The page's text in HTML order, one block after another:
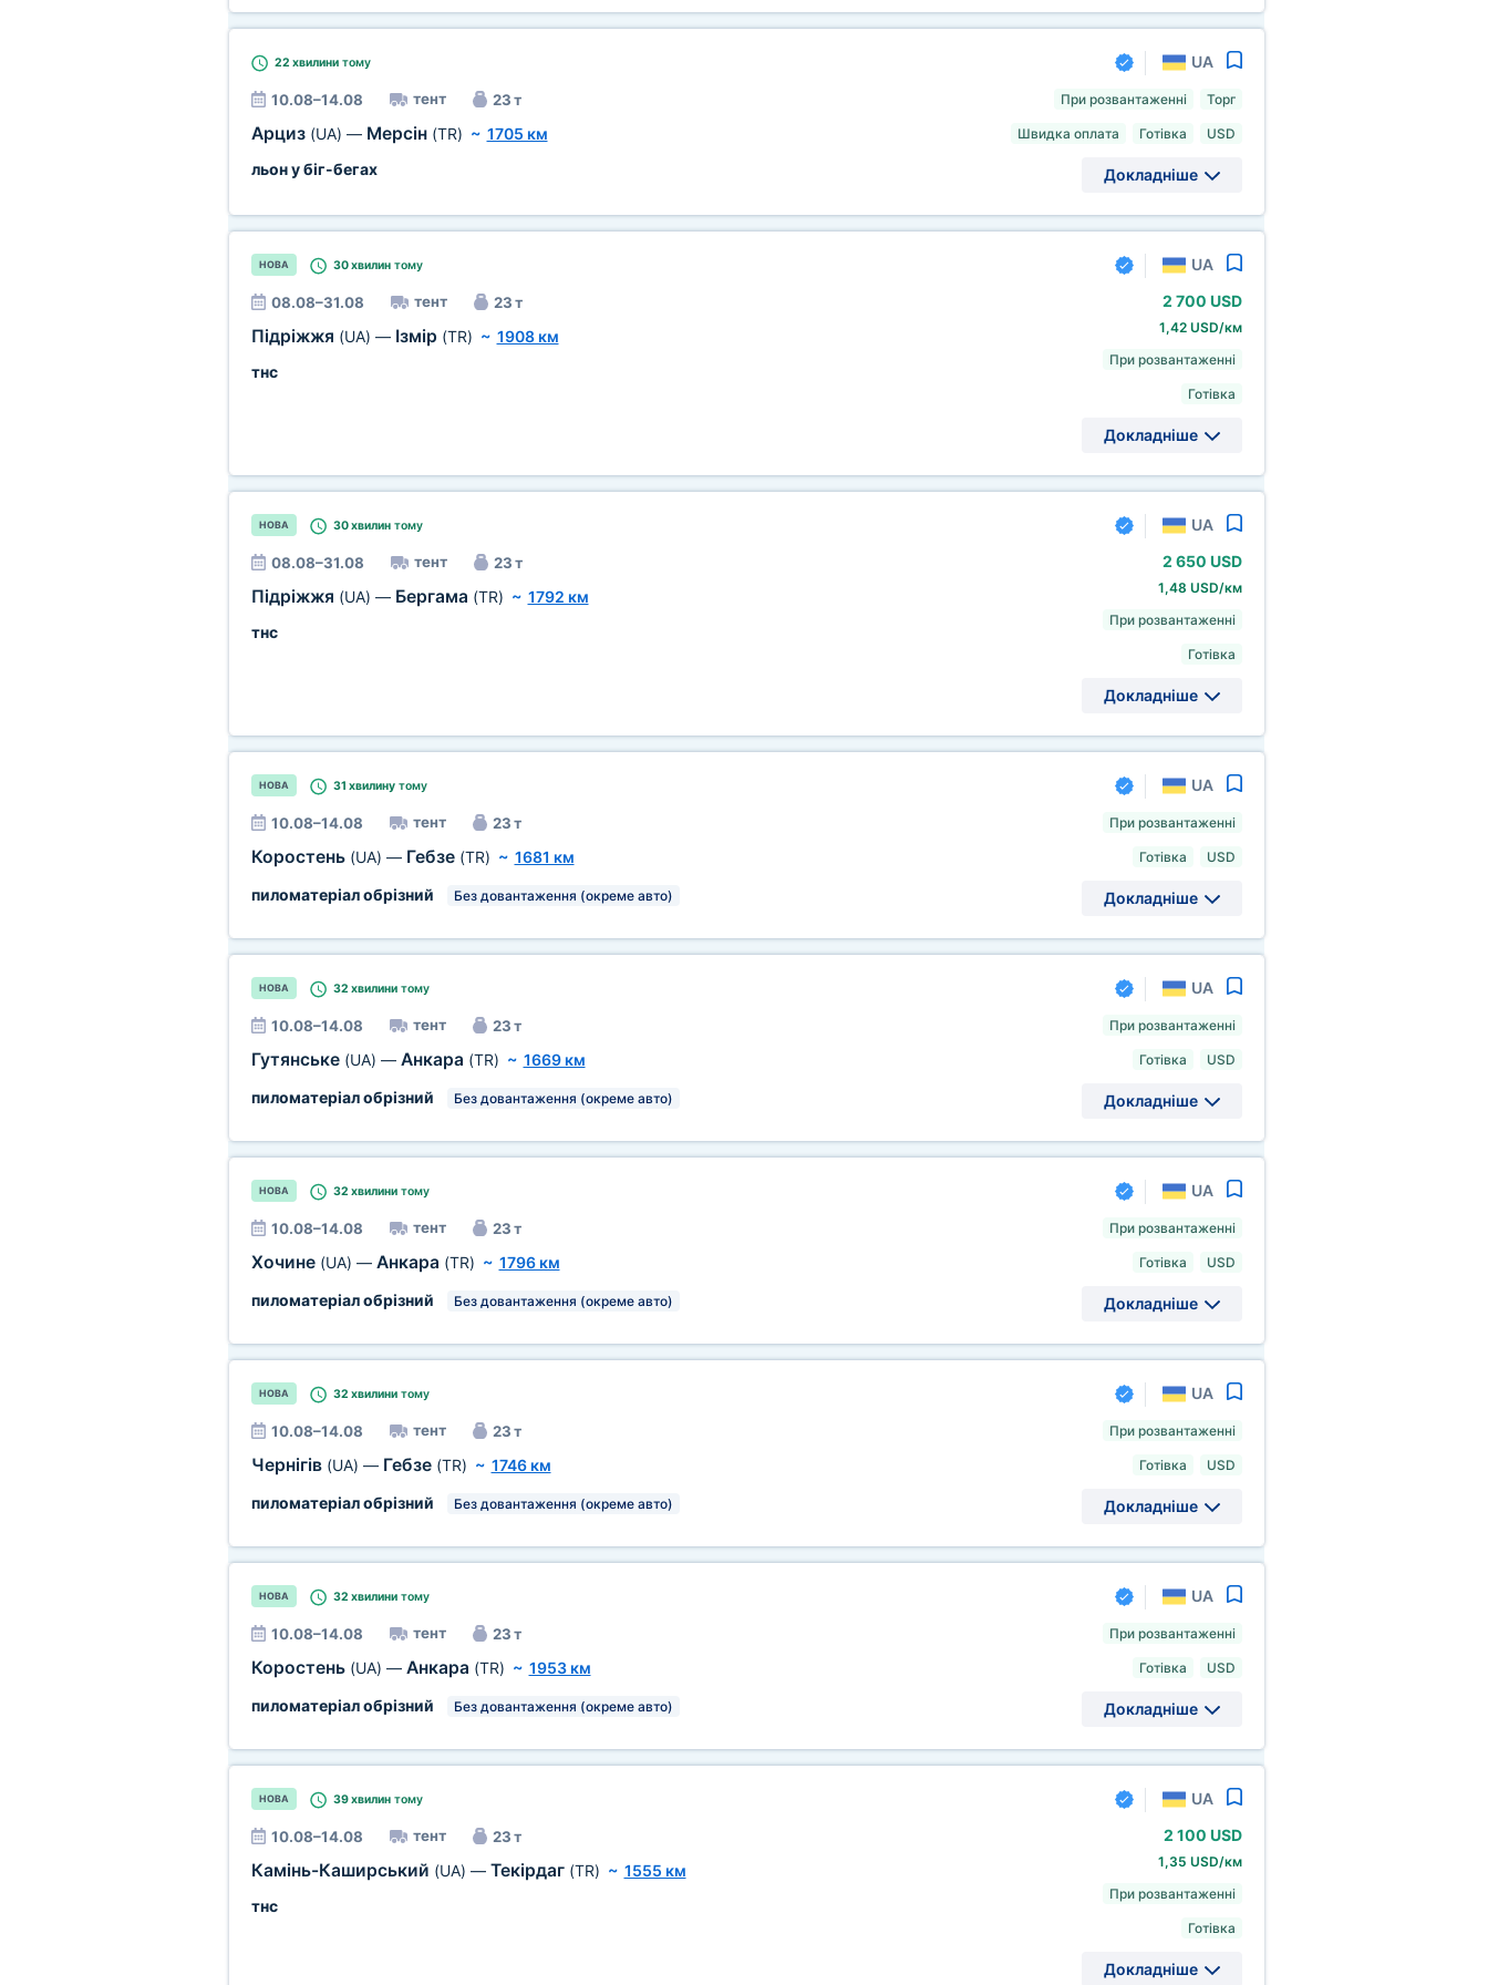
22 хвилинитому UA
10.08–14.08 тент 23 т
Арциз (UA) — Мерсін (TR) ~ 1705 км
льон у біг-бегах
При розвантаженні Торг
Швидка оплата Готівка USD
Докладніше
НОВА 30 хвилинтому UA
08.08–31.08 тент 23 т
Підріжжя (UA) — Ізмір (TR) ~ 1908 км
тнс
2 700 USD
1,42 USD/км
При розвантаженні
Готівка
Докладніше
НОВА 30 хвилинтому UA
08.08–31.08 тент 23 т
Підріжжя (UA) — Бергама (TR) ~ 1792 км
тнс
2 650 USD
1,48 USD/км
При розвантаженні
Готівка
Докладніше
НОВА 31 хвилинутому UA
10.08–14.08 тент 23 т
Коростень (UA) — Гебзе (TR) ~ 1681 км
пиломатеріал обрізний
Без довантаження (окреме авто)
При розвантаженні
Готівка USD
Докладніше
НОВА 32 хвилинитому UA
10.08–14.08 тент 23 т
Гутянське (UA) — Анкара (TR) ~ 1669 км
пиломатеріал обрізний
Без довантаження (окреме авто)
При розвантаженні
Готівка USD
Докладніше
НОВА 32 хвилинитому UA
10.08–14.08 тент 23 т
Хочине (UA) — Анкара (TR) ~ 1796 км
пиломатеріал обрізний
Без довантаження (окреме авто)
При розвантаженні
Готівка USD
Докладніше
НОВА 32 хвилинитому UA
10.08–14.08 тент 23 т
Чернігів (UA) — Гебзе (TR) ~ 1746 км
пиломатеріал обрізний
Без довантаження (окреме авто)
При розвантаженні
Готівка USD
Докладніше
НОВА 32 хвилинитому UA
10.08–14.08 тент 23 т
Коростень (UA) — Анкара (TR) ~ 1953 км
пиломатеріал обрізний
Без довантаження (окреме авто)
При розвантаженні
Готівка USD
Докладніше
НОВА 39 хвилинтому UA
10.08–14.08 тент 23 т
Камінь-Каширський (UA) — Текірдаг (TR) ~ 1555 км
тнс
2 100 USD
1,35 USD/км
При розвантаженні
Готівка
Докладніше